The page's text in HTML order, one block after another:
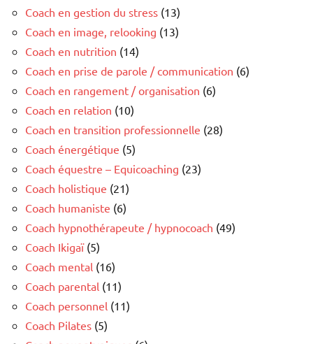
Coach en gestion du stress (13)
Coach en image, relooking (13)
Coach en nutrition (14)
Coach en prise de parole / communication (6)
Coach en rangement / organisation (6)
Coach en relation (10)
Coach en transition professionnelle (28)
Coach énergétique (5)
Coach équestre – Equicoaching (23)
Coach holistique (21)
Coach humaniste (6)
Coach hypnothérapeute / hypnocoach (49)
Coach Ikigaï(5)
Coach mental (16)
Coach parental (11)
Coach personnel (11)
Coach Pilates (5)